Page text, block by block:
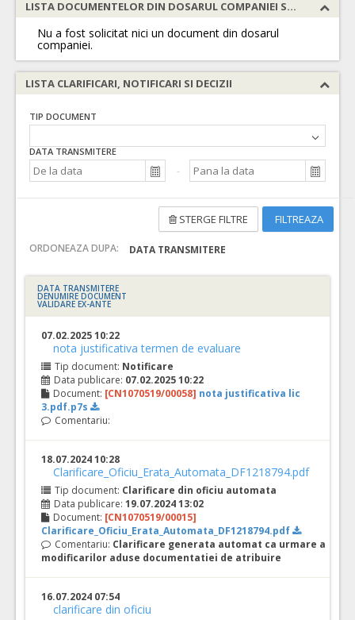
LISTA DOCUMENTELOR DIN DOSARUL COMPANIEI SOLICITATE
Nu a fost solicitat nici un document din dosarul
companiei.
LISTA CLARIFICARI, NOTIFICARI SI DECIZII
TIP DOCUMENT
DATA TRANSMITERE
FILTREAZA
STERGE FILTRE
ORDONEAZA DUPA: DATA TRANSMITERE
DATA TRANSMITERE
DENUMIRE DOCUMENT
VALIDARE EX-ANTE
07.02.2025 10:22
nota justificativa termen de evaluare
Tip document: Notificare
Data publicare: 07.02.2025 10:22
Document: [CN1070519/00058] nota justificativa lic
3.pdf.p7s
Comentariu:
18.07.2024 10:28
Clarificare_Oficiu_Erata_Automata_DF1218794.pdf
Tip document: Clarificare din oficiu automata
Data publicare: 19.07.2024 13:02
Document: [CN1070519/00015]
Clarificare_Oficiu_Erata_Automata_DF1218794.pdf
Comentariu: Clarificare generata automat ca urmare a
modificarilor aduse documentatiei de atribuire
16.07.2024 07:54
clarificare din oficiu